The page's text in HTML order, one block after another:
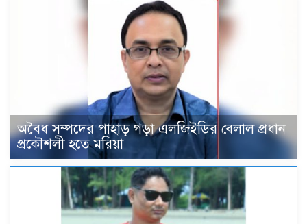
‎অবৈধ সম্পদের পাহাড় গড়া এলজিইডির বেলাল প্রধান
প্রকৌশলী হতে মরিয়া